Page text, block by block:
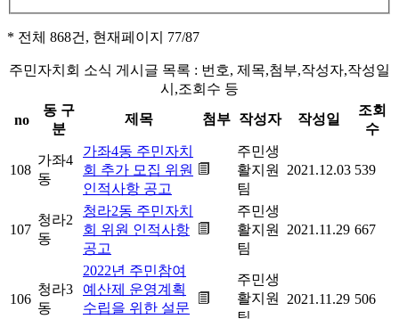
* 전체 868건, 현재페이지 77/87
주민자치회 소식 게시글 목록 : 번호, 제목,첨부,작성자,작성일
시,조회수 등
no
동 구
분
제목 첨부 작성자 작성일
조회
수
108
가좌4
동
가좌4동 주민자치
회 추가 모집 위원
인적사항 공고
주민생
활지원
팀
2021.12.03 539
107
청라2
동
청라2동 주민자치
회 위원 인적사항
공고
주민생
활지원
팀
2021.11.29 667
106
청라3
동
2022년 주민참여
예산제 운영계획
수립을 위한 설문
주민생
활지원
2021.11.29 506